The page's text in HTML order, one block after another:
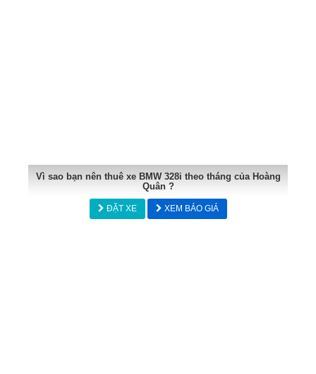
Vì sao bạn nên thuê xe BMW 328i theo tháng của Hoàng
Quân ?
ĐẶT XE XEM BÁO GIÁ